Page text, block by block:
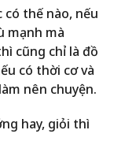
có thế nào, nếu
mạnh mà
cũng chỉ là đồ
có thời cơ và
nên chuyện.
hay, giỏi thì